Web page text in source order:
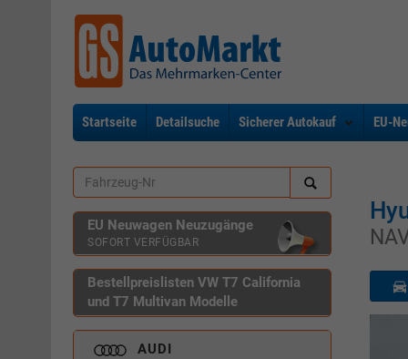
Startseite Detailsuche Sicherer Autokauf EU-
EU Neuwagen Neuzugänge
SOFORT VERFÜGBAR
Bestellpreislisten VW T7 California
und T7 Multivan Modelle
AUDI